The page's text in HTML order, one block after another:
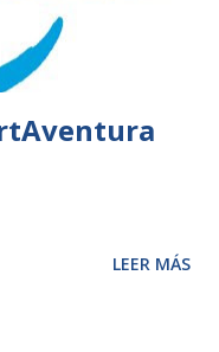
LEER MÁS